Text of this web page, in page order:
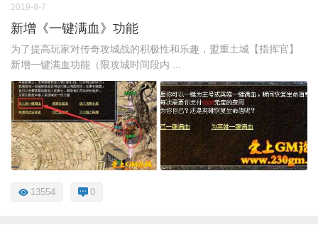
2019-8-7
新增《一键满血》功能
为了提高玩家对传奇攻城战的积极性和乐趣，盟重土城【指挥官】
新增一键满血功能（限攻城时间段内 ...
13554 0